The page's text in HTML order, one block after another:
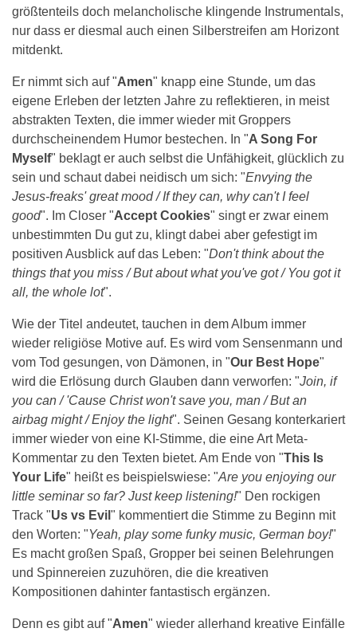
größtenteils doch melancholische klingende Instrumentals,
nur dass er diesmal auch einen Silberstreifen am Horizont
mitdenkt.
Er nimmt sich auf "Amen" knapp eine Stunde, um das
eigene Erleben der letzten Jahre zu reflektieren, in meist
abstrakten Texten, die immer wieder mit Groppers
durchscheinendem Humor bestechen. In "A Song For
Myself" beklagt er auch selbst die Unfähigkeit, glücklich zu
sein und schaut dabei neidisch um sich: "Envying the
Jesus-freaks' great mood / If they can, why can't I feel
good". Im Closer "Accept Cookies" singt er zwar einem
unbestimmten Du gut zu, klingt dabei aber gefestigt im
positiven Ausblick auf das Leben: "Don't think about the
things that you miss / But about what you've got / You got it
all, the whole lot".
Wie der Titel andeutet, tauchen in dem Album immer
wieder religiöse Motive auf. Es wird vom Sensenmann und
vom Tod gesungen, von Dämonen, in "Our Best Hope"
wird die Erlösung durch Glauben dann verworfen: "Join, if
you can / 'Cause Christ won't save you, man / But an
airbag might / Enjoy the light". Seinen Gesang konterkariert
immer wieder von eine KI-Stimme, die eine Art Meta-
Kommentar zu den Texten bietet. Am Ende von "This Is
Your Life" heißt es beispielswiese: "Are you enjoying our
little seminar so far? Just keep listening!" Den rockigen
Track "Us vs Evil " kommentiert die Stimme zu Beginn mit
den Worten: "Yeah, play some funky music, German boy!"
Es macht großen Spaß, Gropper bei seinen Belehrungen
und Spinnereien zuzuhören, die die kreativen
Kompositionen dahinter fantastisch ergänzen.
Denn es gibt auf "Amen" wieder allerhand kreative Einfälle